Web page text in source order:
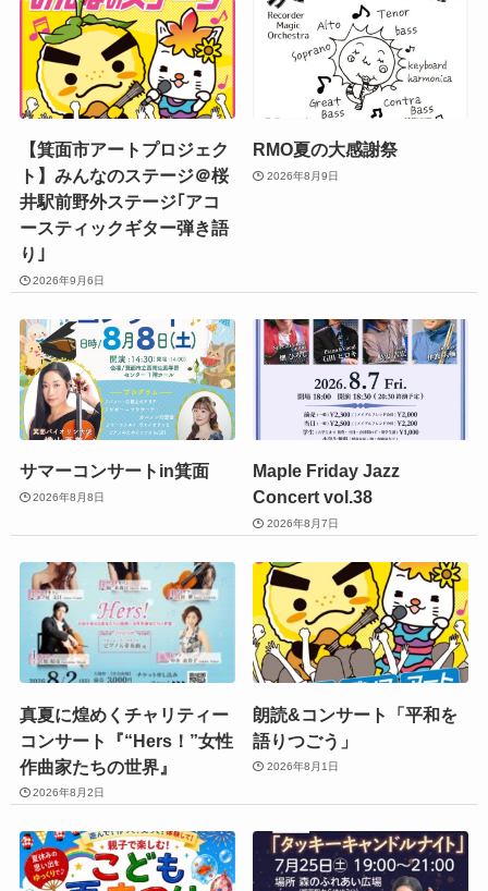
【箕面市アートプロジェク
ト】みんなのステージ＠桜
井駅前野外ステージ｢アコ
ースティックギター弾き語
り｣
2026年9月6日
RMO夏の大感謝祭
2026年8月9日
サマーコンサートin箕面
2026年8月8日
Maple Friday Jazz
Concert vol.38
2026年8月7日
真夏に煌めくチャリティー
コンサート『“Hers！”女性
作曲家たちの世界』
2026年8月2日
朗読&コンサート「平和を
語りつごう」
2026年8月1日